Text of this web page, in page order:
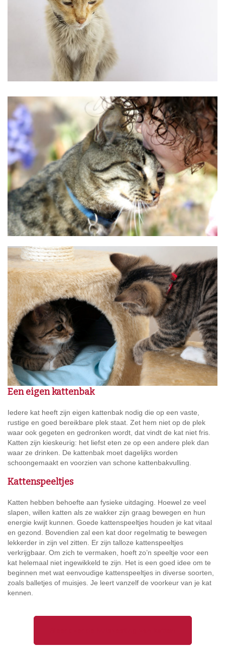
Een eigen kattenbak
Iedere kat heeft zijn eigen kattenbak nodig die op een vaste,
rustige en goed bereikbare plek staat. Zet hem niet op de plek
waar ook gegeten en gedronken wordt, dat vindt de kat niet fris.
Katten zijn kieskeurig: het liefst eten ze op een andere plek dan
waar ze drinken. De kattenbak moet dagelijks worden
schoongemaakt en voorzien van schone kattenbakvulling.
Kattenspeeltjes
Katten hebben behoefte aan fysieke uitdaging. Hoewel ze veel
slapen, willen katten als ze wakker zijn graag bewegen en hun
energie kwijt kunnen. Goede kattenspeeltjes houden je kat vitaal
en gezond. Bovendien zal een kat door regelmatig te bewegen
lekkerder in zijn vel zitten. Er zijn talloze kattenspeeltjes
verkrijgbaar. Om zich te vermaken, hoeft zo’n speeltje voor een
kat helemaal niet ingewikkeld te zijn. Het is een goed idee om te
beginnen met wat eenvoudige kattenspeeltjes in diverse soorten,
zoals balletjes of muisjes. Je leert vanzelf de voorkeur van je kat
kennen.